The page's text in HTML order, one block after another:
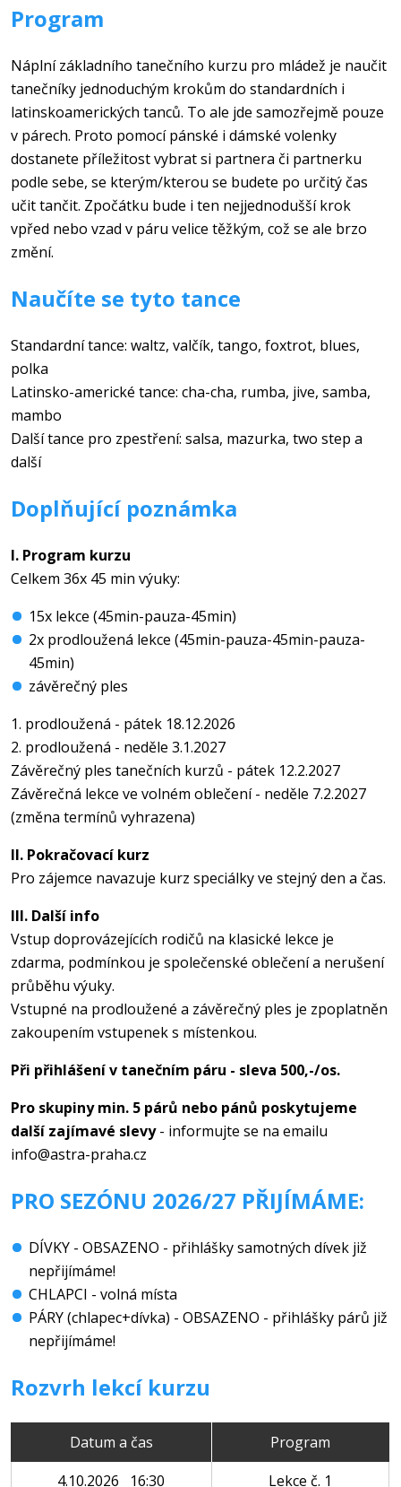
Program
Náplní základního tanečního kurzu pro mládež je naučit
tanečníky jednoduchým krokům do standardních i
latinskoamerických tanců. To ale jde samozřejmě pouze
v párech. Proto pomocí pánské i dámské volenky
dostanete příležitost vybrat si partnera či partnerku
podle sebe, se kterým/kterou se budete po určitý čas
učit tančit. Zpočátku bude i ten nejjednodušší krok
vpřed nebo vzad v páru velice těžkým, což se ale brzo
změní.
Naučíte se tyto tance
Standardní tance: waltz, valčík, tango, foxtrot, blues,
polka
Latinsko-americké tance: cha-cha, rumba, jive, samba,
mambo
Další tance pro zpestření: salsa, mazurka, two step a
další
Doplňující poznámka
I. Program kurzu
Celkem 36x 45 min výuky:
15x lekce (45min-pauza-45min)
2x prodloužená lekce (45min-pauza-45min-pauza-
45min)
závěrečný ples
1. prodloužená - pátek 18.12.2026
2. prodloužená - neděle 3.1.2027
Závěrečný ples tanečních kurzů - pátek 12.2.2027
Závěrečná lekce ve volném oblečení - neděle 7.2.2027
(změna termínů vyhrazena)
II. Pokračovací kurz
Pro zájemce navazuje kurz speciálky ve stejný den a čas.
III. Další info
Vstup doprovázejících rodičů na klasické lekce je
zdarma, podmínkou je společenské oblečení a nerušení
průběhu výuky.
Vstupné na prodloužené a závěrečný ples je zpoplatněn
zakoupením vstupenek s místenkou.
Při přihlášení v tanečním páru - sleva 500,-/os.
Pro skupiny min. 5 párů nebo pánů poskytujeme
další zajímavé slevy- informujte se na emailu
info@astra-praha.cz
PRO SEZÓNU 2026/27 PŘIJÍMÁME:
DÍVKY - OBSAZENO - přihlášky samotných dívek již
nepřijímáme!
CHLAPCI - volná místa
PÁRY (chlapec+dívka) - OBSAZENO - přihlášky párů již
nepřijímáme!
Rozvrh lekcí kurzu
Datum a čas
Program
4.10.2026 16:30
Lekce č. 1